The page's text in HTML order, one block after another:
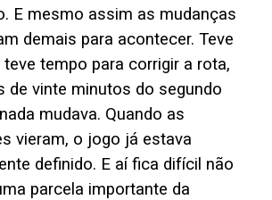
E mesmo assim as mudanças
demais para acontecer. Teve
teve tempo para corrigir a rota,
de vinte minutos do segundo
mudava. Quando as
vieram, o jogo já estava
definido. E aí fica difícil não
parcela importante da